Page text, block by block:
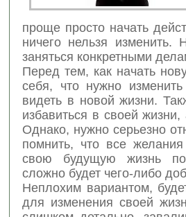
проще просто начать
ничего нельзя
заняться конкретными
Перед тем, как начать
себя, что нужно
видеть в новой жизни.
избавиться в своей
Однако, нужно серьезно
помнить, что все
свою будущую жизнь по
сложно будет чего-либо
Неплохим вариантом,
для изменения своей